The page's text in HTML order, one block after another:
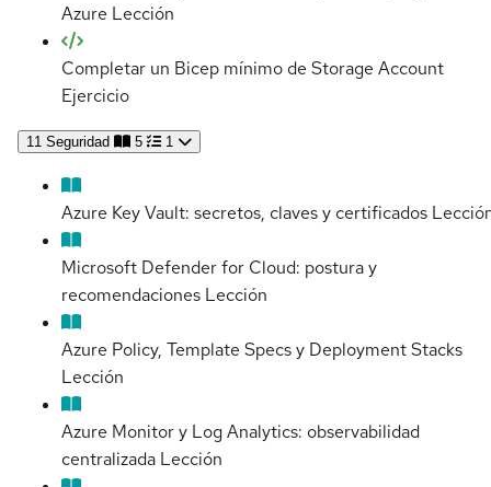
Azure Lección
Completar un Bicep mínimo de Storage Account
Ejercicio
11 Seguridad 5 1
Azure Key Vault: secretos, claves y certificados
Microsoft Defender for Cloud: postura y
recomendaciones Lección
Azure Policy, Template Specs y Deployment Stacks
Lección
Azure Monitor y Log Analytics: observabilidad
centralizada Lección